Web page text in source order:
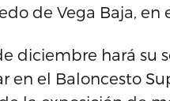
de Vega Baja, en
diciembre hará
en el Baloncesto